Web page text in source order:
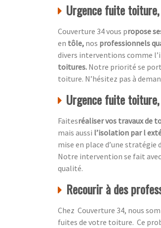
Urgence fuite
Couverture 34 vous propose
en tôle, nos professionnels
divers interventions comme
toitures. Notre priorité se
toiture. N’hésitez pas à
Urgence fuite
Faitesréaliser vos travaux de
mais aussi l’isolation par l
mise en place d’une
Notre intervention se fait
qualité.
Recourir à des
Chez Couverture 34, nous
fuites de votre toiture. Ce